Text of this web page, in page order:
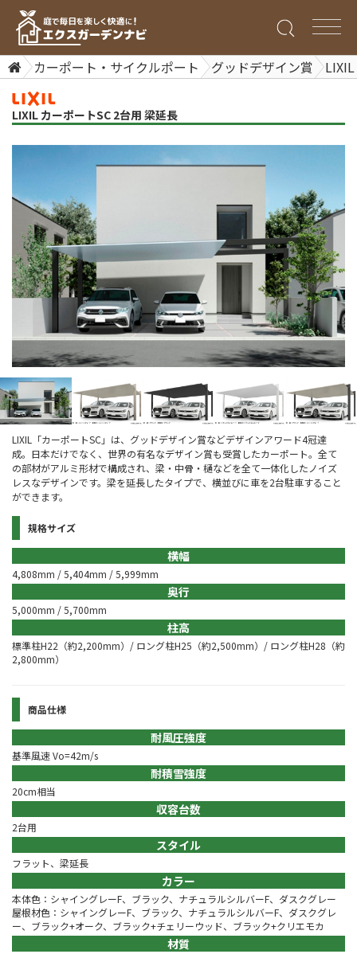
カーポート・サイクルポート グッドデザイン賞
LIXIL カーポートSC 2台用 梁延長
LIXIL「カーポートSC」は、グッドデザイン賞などデザインアワード4冠達
成。日本だけでなく、世界の有名なデザイン賞も受賞したカーポート。全て
の部材がアルミ形材で構成され、梁・中骨・樋などを全て一体化したノイズ
レスなデザインです。梁を延長したタイプで、横並びに車を2台駐車すること
ができます。
規格サイズ
横幅
4,808mm / 5,404mm / 5,999mm
奥行
5,000mm / 5,700mm
柱高
標準柱H22（約2,200mm）/ ロング柱H25（約2,500mm）/ ロング柱H28（約
2,800mm）
商品仕様
耐風圧強度
基準風速 Vo=42m/s
耐積雪強度
20cm相当
収容台数
2台用
スタイル
フラット、梁延長
カラー
本体色：シャイングレーF、ブラック、ナチュラルシルバーF、ダスクグレー
屋根材色：シャイングレーF、ブラック、ナチュラルシルバーF、ダスクグレ
ー、ブラック+オーク、ブラック+チェリーウッド、ブラック+クリエモカ
材質